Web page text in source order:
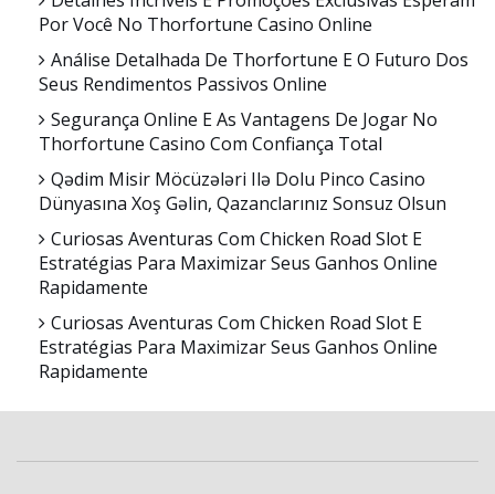
Por Você No Thorfortune Casino Online
Análise Detalhada De Thorfortune E O Futuro Dos
Seus Rendimentos Passivos Online
Segurança Online E As Vantagens De Jogar No
Thorfortune Casino Com Confiança Total
Qədim Misir Möcüzələri Ilə Dolu Pinco Casino
Dünyasına Xoş Gəlin, Qazanclarınız Sonsuz Olsun
Curiosas Aventuras Com Chicken Road Slot E
Estratégias Para Maximizar Seus Ganhos Online
Rapidamente
Curiosas Aventuras Com Chicken Road Slot E
Estratégias Para Maximizar Seus Ganhos Online
Rapidamente